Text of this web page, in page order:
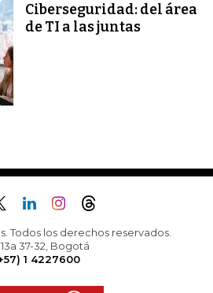
Ciberseguridad: del área
de TI a las juntas
Todos los derechos reservados.
37-32, Bogotá
1 4227600